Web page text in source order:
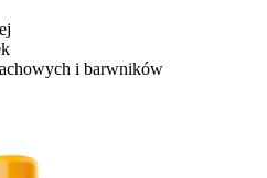
i barwników